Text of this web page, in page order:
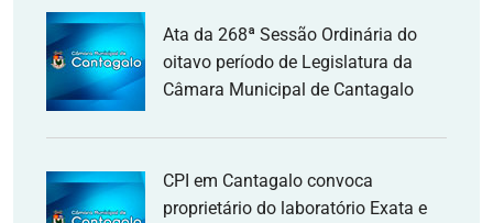
Ata da 268ª Sessão Ordinária do
oitavo período de Legislatura da
Câmara Municipal de Cantagalo
CPI em Cantagalo convoca
proprietário do laboratório Exata e